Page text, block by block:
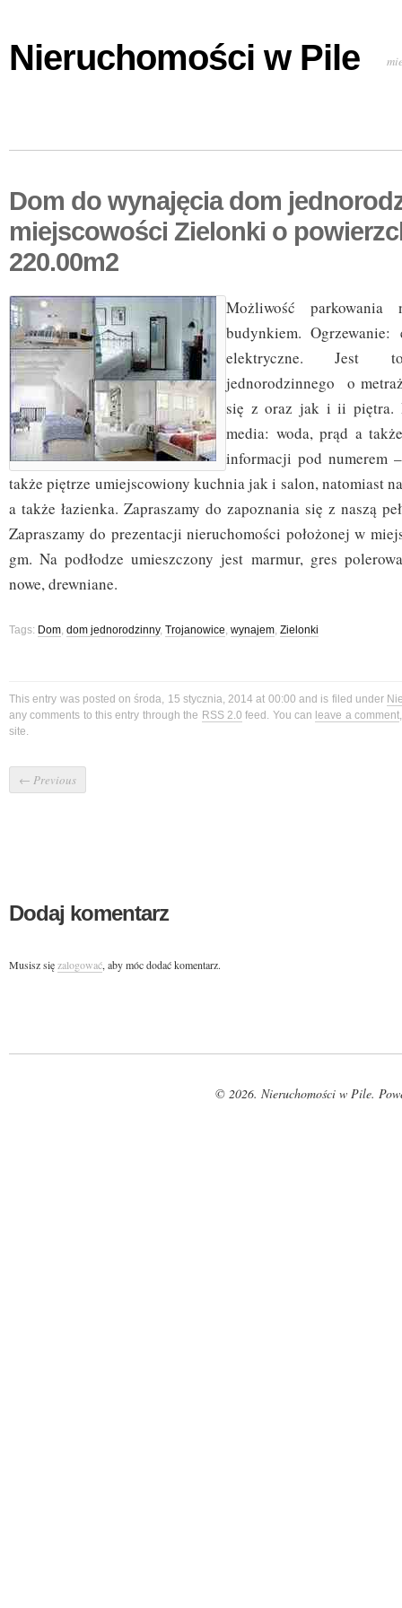
Nieruchomości w Pile
Dom do wynajęcia dom
miejscowości Zielonki o
220.00m2
Możliwość
budynkiem.
elektryczne. Jest
jednorodzinnego o
się z oraz jak i ii piętra.
media: woda, prąd a
informacji pod numerem
także piętrze umiejscowiony kuchnia jak i salon, natomiast
a także łazienka. Zapraszamy do zapoznania się z naszą
Zapraszamy do prezentacji nieruchomości położonej w
gm. Na podłodze umieszczony jest marmur, gres
nowe, drewniane.
Tags: Dom, dom jednorodzinny, Trojanowice, wynajem, Zielonki
This entry was posted on środa, 15 stycznia, 2014 at 00:00 and is filed under
any comments to this entry through the RSS 2.0 feed. You can leave a comment
site.
← Previous
Dodaj komentarz
Musisz sięzalogować, aby móc dodać komentarz.
© 2026. Nieruchomości w Pile.